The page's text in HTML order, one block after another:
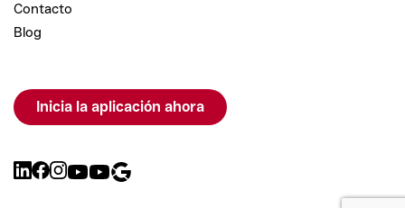
Contacto
Blog
Inicia la aplicación ahora